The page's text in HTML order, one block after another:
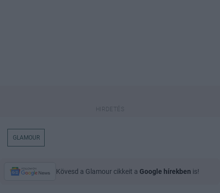
GLAMOUR
Kövesd a Glamour cikkeit a Google hírekben is!